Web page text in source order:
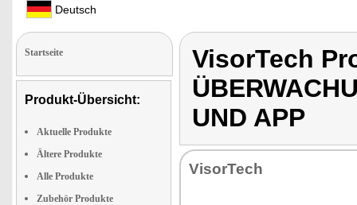
Deutsch
Startseite
Produkt-Übersicht:
Aktuelle Produkte
Ältere Produkte
Alle Produkte
Zubehör Produkte
VisorTech
UND APP
Vi­sor­Tech